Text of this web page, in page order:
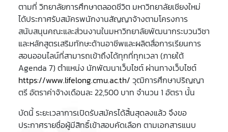
ตามที่ วิทยาลัยการศึกษาตลอดชีวิต มหาวิทยาลัยเชียงใหม่
ได้ประกาศรับสมัครพนักงานสัญญาจ้างตามโครงการ
สนับสนุนคณะและส่วนงานในมหาวิทยาลัยพัฒนากระบวนวิชา
และหลักสูตรเสริมทักษะด้านอาชีพและผลิตสื่อการเรียนการ
สอนออนไลน์ที่สามารถเข้าถึงได้ทุกที่ทุกเวลา (ภายใต้
Agenda 7) ตำแหน่ง นักพัฒนาเว็บไซต์ ผ่านทางเว็บไซต์
https://www.lifelong.cmu.ac.th/ วุฒิการศึกษาปริญญา
ตรี อัตราค่าจ้างเดือนละ 22,500 บาท จำนวน 1 อัตรา นั้น
บัดนี้ ระยะเวลาการเปิดรับสมัครได้สิ้นสุดลงแล้ว จึงขอ
ประกาศรายชื่อผู้มีสิทธิ์เข้าสอบคัดเลือก ตามเอกสารแนบ